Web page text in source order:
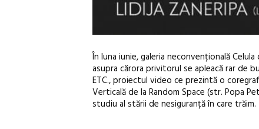
În luna iunie, galeria neconvențională
asupra cărora privitorul se apleacă rar de
ETC., proiectul video ce prezintă o
Verticală de la Random Space (str. Popa
studiu al stării de nesiguranță în care trăim.